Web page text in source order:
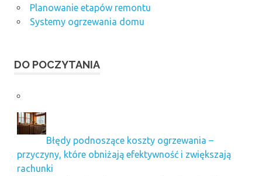
Planowanie etapów remontu
Systemy ogrzewania domu
DO POCZYTANIA
Błędy podnoszące koszty ogrzewania –
przyczyny, które obniżają efektywność i zwiększają
rachunki